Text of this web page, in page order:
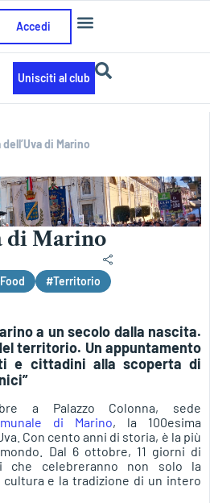
Accedi
Unisciti al club
dell’Uva di Marino
di Marino
#Territorio
a un secolo dalla nascita.
territorio. Un appuntamento
e cittadini alla scoperta di
a Palazzo Colonna, sede
di Marino, la 100esima
Con cento anni di storia, è la più
Dal 6 ottobre, 11 giorni di
che celebreranno non solo la
cultura e la tradizione di un intero